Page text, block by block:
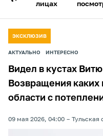
лицах
ЭКСКЛЮЗИВ
АКТУАЛЬНО ИНТЕРЕСНО
Видел в кустах
Возвращения каких
области с
09 мая 2026, 04:00 Тульская